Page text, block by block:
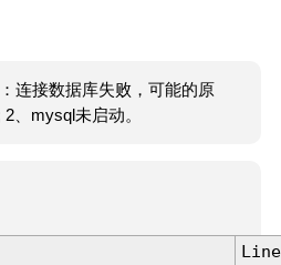
连接数据库失败，可能的原
、mysql未启动。
Line